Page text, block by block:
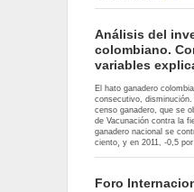
Análisis del
colombiano.
variables
El hato ganadero
consecutivo,
censo ganadero, que se
de Vacunación contra la
ganadero nacional se
ciento¸ y en 2011, -0,5
Foro